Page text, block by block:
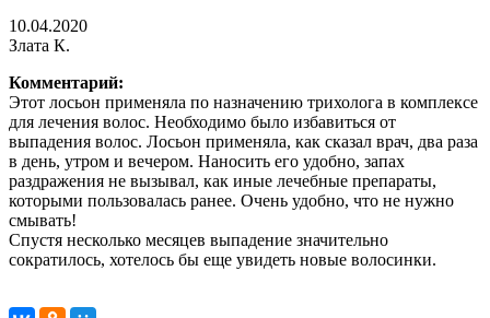
10.04.2020
Злата К.
Комментарий:
Этот лосьон применяла по назначению трихолога в комплексе
для лечения волос. Необходимо было избавиться от
выпадения волос. Лосьон применяла, как сказал врач, два раза
в день, утром и вечером. Наносить его удобно, запах
раздражения не вызывал, как иные лечебные препараты,
которыми пользовалась ранее. Очень удобно, что не нужно
смывать!
Спустя несколько месяцев выпадение значительно
сократилось, хотелось бы еще увидеть новые волосинки.